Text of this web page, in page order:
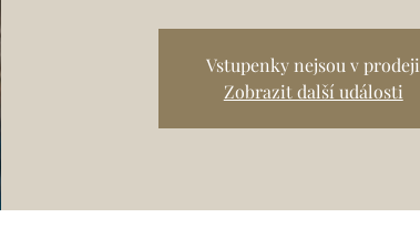
Vstupenky nejsou v prodeji
Zobrazit další události